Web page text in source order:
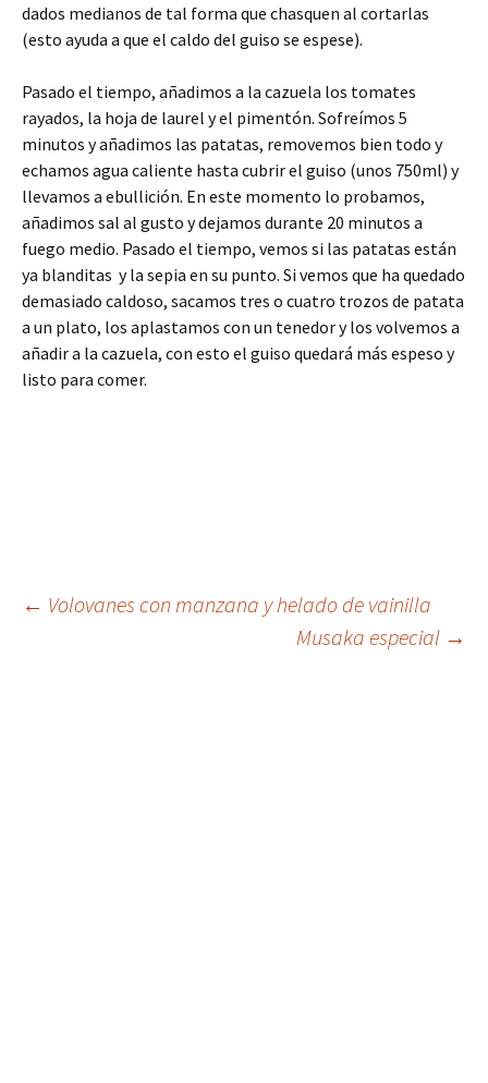
dados medianos de tal forma que chasquen al cortarlas
(esto ayuda a que el caldo del guiso se espese).
Pasado el tiempo, añadimos a la cazuela los tomates
rayados, la hoja de laurel y el pimentón. Sofreímos 5
minutos y añadimos las patatas, removemos bien todo y
echamos agua caliente hasta cubrir el guiso (unos 750ml) y
llevamos a ebullición. En este momento lo probamos,
añadimos sal al gusto y dejamos durante 20 minutos a
fuego medio. Pasado el tiempo, vemos si las patatas están
ya blanditas y la sepia en su punto. Si vemos que ha quedado
demasiado caldoso, sacamos tres o cuatro trozos de patata
a un plato, los aplastamos con un tenedor y los volvemos a
añadir a la cazuela, con esto el guiso quedará más espeso y
listo para comer.
← Volovanes con manzana y helado de vainilla
Musaka especial →